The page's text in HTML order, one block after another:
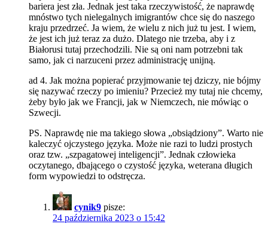
bariera jest zła. Jednak jest taka rzeczywistość, że naprawdę
mnóstwo tych nielegalnych imigrantów chce się do naszego
kraju przedrzeć. Ja wiem, że wielu z nich już tu jest. I wiem,
że jest ich już teraz za dużo. Dlatego nie trzeba, aby i z
Białorusi tutaj przechodzili. Nie są oni nam potrzebni tak
samo, jak ci narzuceni przez administrację unijną.
ad 4. Jak można popierać przyjmowanie tej dziczy, nie bójmy
się nazywać rzeczy po imieniu? Przecież my tutaj nie chcemy,
żeby było jak we Francji, jak w Niemczech, nie mówiąc o
Szwecji.
PS. Naprawdę nie ma takiego słowa „obsiądziony”. Warto nie
kaleczyć ojczystego języka. Może nie razi to ludzi prostych
oraz tzw. „szpagatowej inteligencji”. Jednak człowieka
oczytanego, dbającego o czystość języka, weterana długich
form wypowiedzi to odstręcza.
cynik9 pisze:
24 października 2023 o 15:42